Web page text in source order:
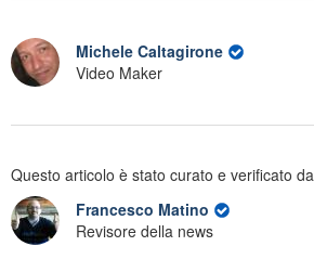
Michele Caltagirone
Video Maker
Questo articolo è stato curato e verificato da
Francesco Matino
Revisore della news